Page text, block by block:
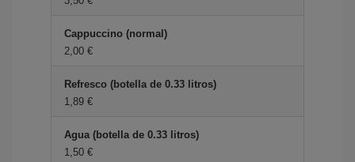
Cappuccino (normal)
2,00 €
Refresco (botella de 0.33 litros)
1,89 €
Agua (botella de 0.33 litros)
1,50 €